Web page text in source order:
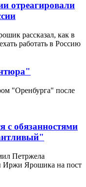
отреагировали
рассказал, как в
работать в Россию
"Оренбурга" после
с обязанностями
Петржела
Иржи Ярошика на пост